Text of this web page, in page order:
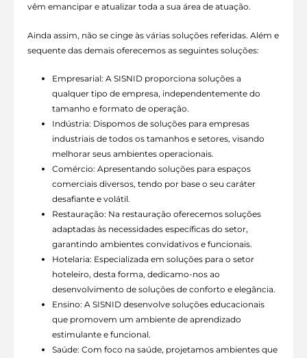
vêm emancipar e atualizar toda a sua área de atuação.
Ainda assim, não se cinge às várias soluções referidas. Além e
sequente das demais oferecemos as seguintes soluções:
Empresarial: A SISNID proporciona soluções a
qualquer tipo de empresa, independentemente do
tamanho e formato de operação.
Indústria: Dispomos de soluções para empresas
industriais de todos os tamanhos e setores, visando
melhorar seus ambientes operacionais.
Comércio: Apresentando soluções para espaços
comerciais diversos, tendo por base o seu caráter
desafiante e volátil.
Restauração: Na restauração oferecemos soluções
adaptadas às necessidades específicas do setor,
garantindo ambientes convidativos e funcionais.
Hotelaria: Especializada em soluções para o setor
hoteleiro, desta forma, dedicamo-nos ao
desenvolvimento de soluções de conforto e elegância.
Ensino: A SISNID desenvolve soluções educacionais
que promovem um ambiente de aprendizado
estimulante e funcional.
Saúde: Com foco na saúde, projetamos ambientes que